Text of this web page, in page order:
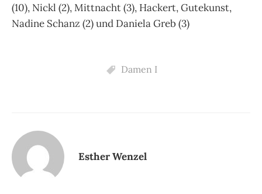
(10), Nickl (2), Mittnacht (3), Hackert, Gutekunst,
Nadine Schanz (2) und Daniela Greb (3)
Damen I
Esther Wenzel